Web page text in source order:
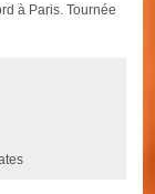
à Paris. Tournée